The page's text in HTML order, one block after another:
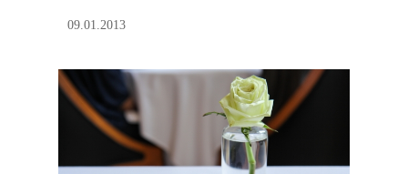
09.01.2013